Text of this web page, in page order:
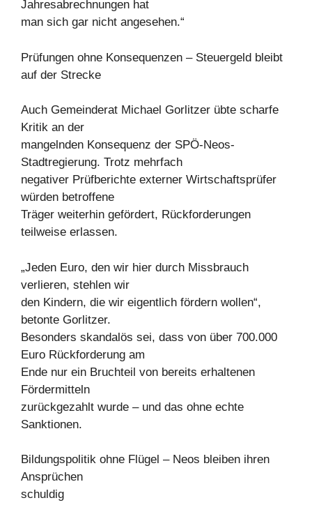
Jahresabrechnungen hat
man sich gar nicht angesehen.“
Prüfungen ohne Konsequenzen – Steuergeld bleibt
auf der Strecke
Auch Gemeinderat Michael Gorlitzer übte scharfe
Kritik an der
mangelnden Konsequenz der SPÖ-Neos-
Stadtregierung. Trotz mehrfach
negativer Prüfberichte externer Wirtschaftsprüfer
würden betroffene
Träger weiterhin gefördert, Rückforderungen
teilweise erlassen.
„Jeden Euro, den wir hier durch Missbrauch
verlieren, stehlen wir
den Kindern, die wir eigentlich fördern wollen“,
betonte Gorlitzer.
Besonders skandalös sei, dass von über 700.000
Euro Rückforderung am
Ende nur ein Bruchteil von bereits erhaltenen
Fördermitteln
zurückgezahlt wurde – und das ohne echte
Sanktionen.
Bildungspolitik ohne Flügel – Neos bleiben ihren
Ansprüchen
schuldig